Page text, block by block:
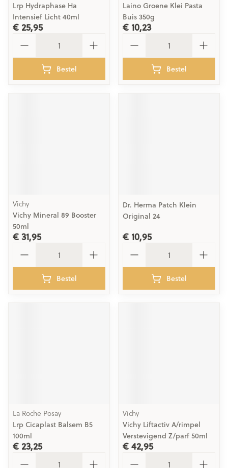
Lrp Hydraphase Ha
Intensief Licht 40ml
€ 25,95
Bestel
Laino Groene Klei Pasta
Buis 350g
€ 10,23
Bestel
Vichy
Vichy Mineral 89 Booster
50ml
€ 31,95
Bestel
Dr. Herma Patch Klein
Original 24
€ 10,95
Bestel
La Roche Posay
Lrp Cicaplast Balsem B5
100ml
€ 23,25
Vichy
Vichy Liftactiv A/rimpel
Verstevigend Z/parf 50ml
€ 42,95